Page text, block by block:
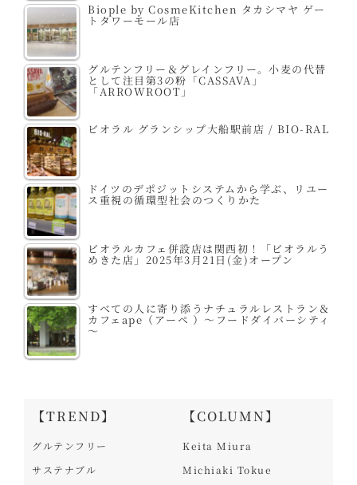
Biople by CosmeKitchen タカシマヤ ゲー
トタワーモール店
グルテンフリー＆グレインフリー。小麦の代替
として注目第3の粉「CASSAVA」
「ARROWROOT」
ビオラル グランシップ大船駅前店 / BIO-RAL
ドイツのデポジットシステムから学ぶ、リユー
ス重視の循環型社会のつくりかた
ビオラルカフェ併設店は関西初！「ビオラルう
めきた店」2025年3月21日(金)オープン
すべての人に寄り添うナチュラルレストラン＆
カフェape（アーペ ）～フードダイバーシティ
～
【TREND】
グルテンフリー
サステナブル
【COLUMN】
Keita Miura
Michiaki Tokue